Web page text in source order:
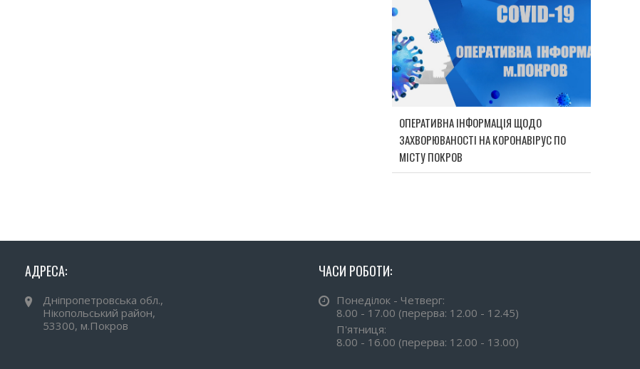
ОПЕРАТИВНА ІНФОРМАЦІЯ ЩОДО
ЗАХВОРЮВАНОСТІ НА КОРОНАВІРУС ПО
МІСТУ ПОКРОВ
АДРЕСА:
Дніпропетровська обл.,
Нікопольський район,
53300, м.Покров
ЧАСИ РОБОТИ:
Понеділок - Четверг:
8.00 - 17.00 (перерва: 12.00 - 12.45)
П'ятниця:
8.00 - 16.00 (перерва: 12.00 - 13.00)